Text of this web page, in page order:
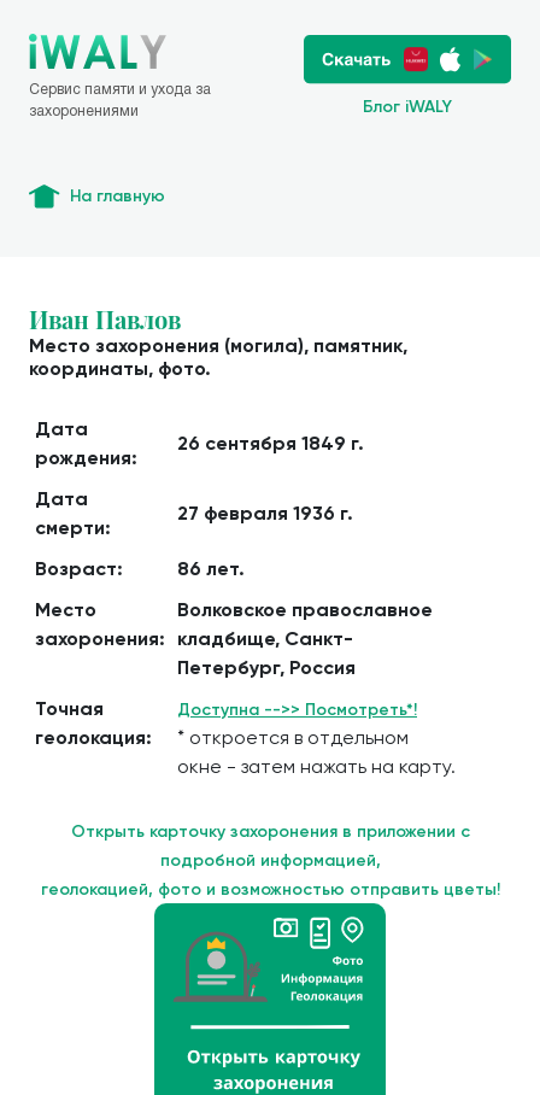
Сервис памяти и ухода за
захоронениями
Блог iWALY
На главную
Иван Павлов
Место захоронения (могила), памятник,
координаты, фото.
Дата
рождения:
26 сентября 1849 г.
Дата
смерти:
27 февраля 1936 г.
Возраст:
86 лет.
Место
захоронения:
Волковское православное
кладбище, Санкт-
Петербург, Россия
Точная
геолокация:
Доступна -->> Посмотреть*!
* откроется в отдельном
окне - затем нажать на карту.
Открыть карточку захоронения в приложении с
подробной информацией,
геолокацией, фото и возможностью отправить цветы!